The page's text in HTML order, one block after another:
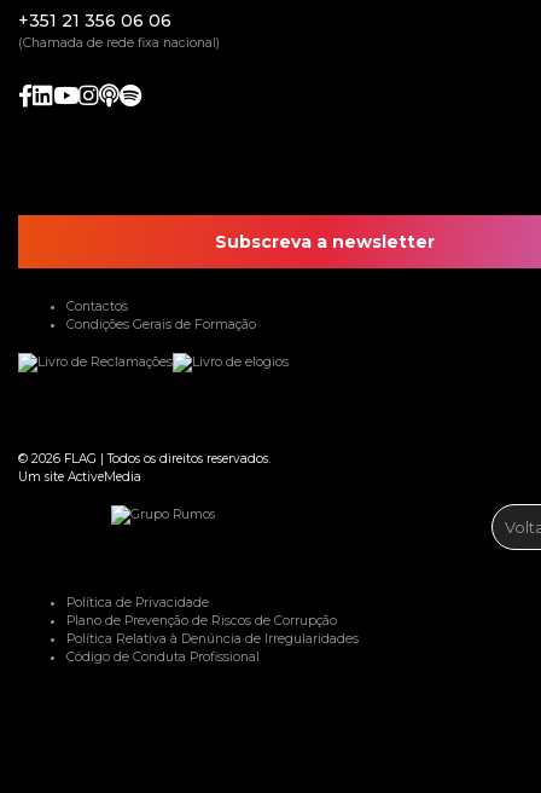
+351 21 356 06 06
(Chamada de rede fixa nacional)
Subscreva a newsletter
Contactos
Condições Gerais de Formação
© 2026 FLAG |Todos os direitos reservados.
Um site ActiveMedia
Política de Privacidade
Plano de Prevenção de Riscos de Corrupção
Política Relativa à Denúncia de Irregularidades
Código de Conduta Profissional